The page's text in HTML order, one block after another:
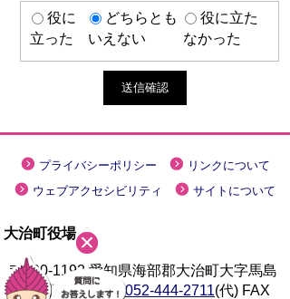
役に
立った
どちらとも
いえない
役に立た
なかった
プライバシーポリシー
リンクについて
ウェブアクセシビリティ
サイトについて
大治町役場
〒490-1192 愛知県海部郡大治町大字馬島
字大門西 1-1 TEL052-444-2711(代) FAX